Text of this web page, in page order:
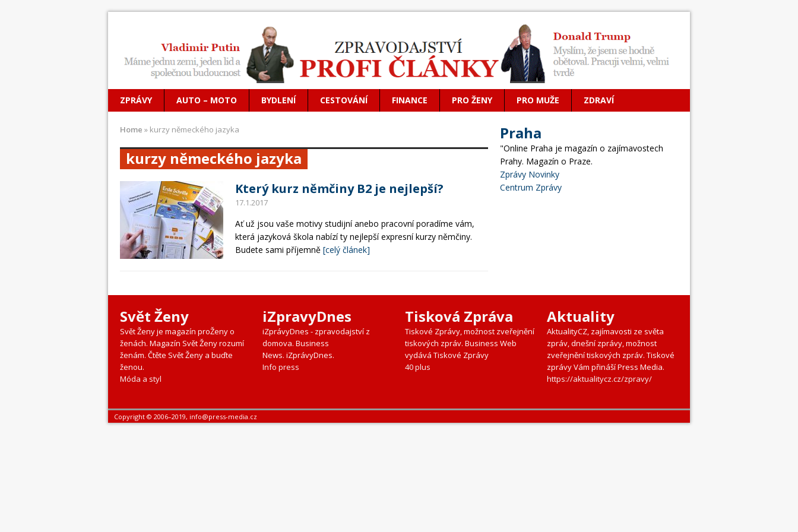
ZPRÁVY AUTO – MOTO BYDLENÍ CESTOVÁNÍ FINANCE PRO ŽENY PRO MUŽE ZDRAVÍ
Home » kurzy německého jazyka
kurzy německého jazyka
Který kurz němčiny B2 je nejlepší?
17.1.2017
Ať už jsou vaše motivy studijní anebo pracovní poradíme vám,
která jazyková škola nabízí ty nejlepší expresní kurzy němčiny.
Budete sami příjemně [celý článek]
Praha
"Online Praha je magazín o zajímavostech
Prahy. Magazín o Praze.
Zprávy Novinky
Centrum Zprávy
Svět Ženy
Svět Ženy je magazín proŽeny o
ženách. Magazín Svět Ženy rozumí
ženám. Čtěte Svět Ženy a buďte
ženou.
Móda a styl
iZpravyDnes
iZprávyDnes - zpravodajství z
domova. Business
News. iZprávyDnes.
Info press
Tisková Zpráva
Tiskové Zprávy, možnost zveřejnění
tiskových zpráv. Business Web
vydává Tiskové Zprávy
40 plus
Aktuality
AktualityCZ, zajímavosti ze světa
zpráv, dnešní zprávy, možnost
zveřejnění tiskových zpráv. Tiskové
zprávy Vám přináší Press Media.
https://aktualitycz.cz/zpravy/
Copyright © 2006–2019, info@press-media.cz